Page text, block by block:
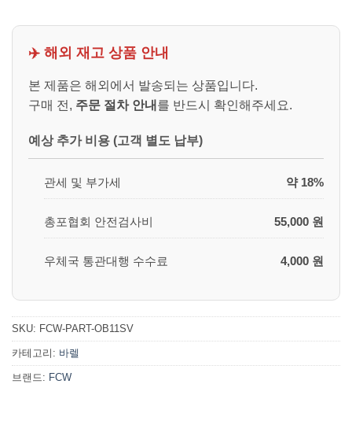
✈️ 해외 재고 상품 안내
본 제품은 해외에서 발송되는 상품입니다.
구매 전, 주문 절차 안내 를 반드시 확인해주세요.
예상 추가 비용 (고객 별도 납부)
관세 및 부가세 약 18%
총포협회 안전검사비 55,000 원
우체국 통관대행 수수료 4,000 원
SKU: FCW-PART-OB11SV
카테고리: 바렐
브랜드: FCW